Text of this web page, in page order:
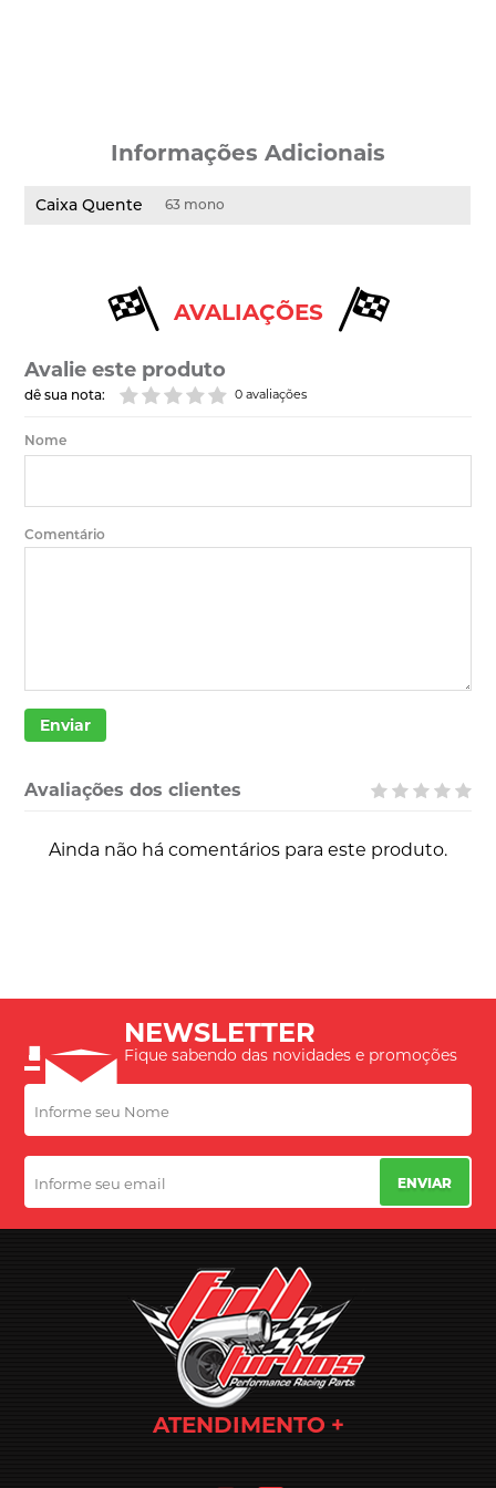
Informações Adicionais
Caixa Quente 63 mono
AVALIAÇÕES
Avalie este produto
0 avaliações
dê sua nota:
Nome
Comentário
Enviar
Avaliações dos clientes
Ainda não há comentários para este produto.
NEWSLETTER
Fique sabendo das novidades e promoções
ENVIAR
ATENDIMENTO